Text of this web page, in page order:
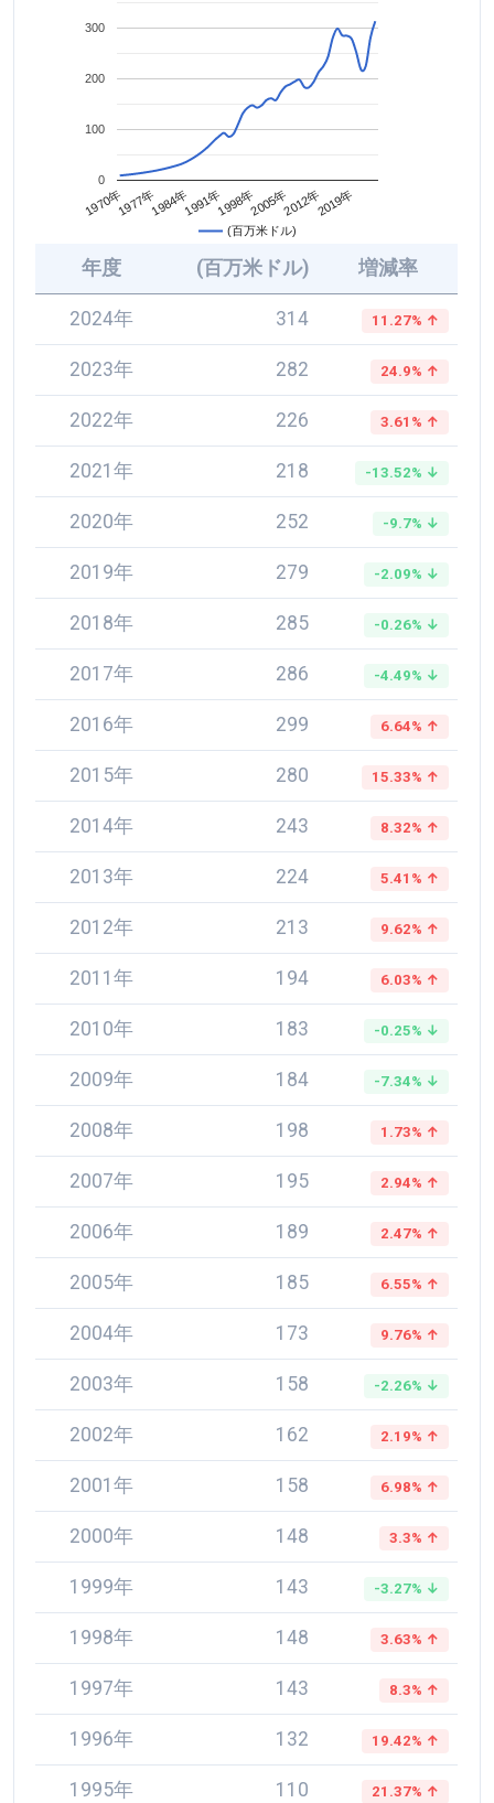
(百万米ドル)
1970年1977年1984年1991年1998年2005年2012年2019年
0
100
200
300
年度 (百万米ドル) 増減率
2024年 314 11.27% ↑
2023年 282 24.9% ↑
2022年 226 3.61% ↑
2021年 218 -13.52% ↓
2020年 252 -9.7% ↓
2019年 279 -2.09% ↓
2018年 285 -0.26% ↓
2017年 286 -4.49% ↓
2016年 299 6.64% ↑
2015年 280 15.33% ↑
2014年 243 8.32% ↑
2013年 224 5.41% ↑
2012年 213 9.62% ↑
2011年 194 6.03% ↑
2010年 183 -0.25% ↓
2009年 184 -7.34% ↓
2008年 198 1.73% ↑
2007年 195 2.94% ↑
2006年 189 2.47% ↑
2005年 185 6.55% ↑
2004年 173 9.76% ↑
2003年 158 -2.26% ↓
2002年 162 2.19% ↑
2001年 158 6.98% ↑
2000年 148 3.3% ↑
1999年 143 -3.27% ↓
1998年 148 3.63% ↑
1997年 143 8.3% ↑
1996年 132 19.42% ↑
1995年 110 21.37% ↑